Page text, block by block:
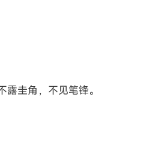
圭角，不见笔锋。